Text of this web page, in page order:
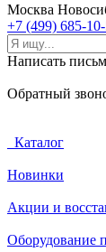
Москва
+7 (499) 685-
Написать
Обратный
Каталог
Новинки
Акции и
Оборудование